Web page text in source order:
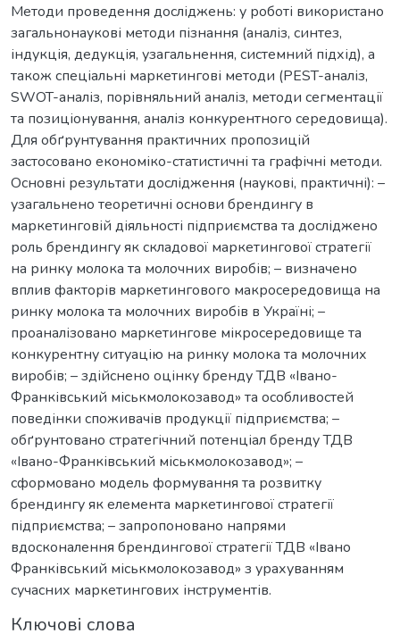
Методи проведення досліджень: у роботі використано
загальнонаукові методи пізнання (аналіз, синтез,
індукція, дедукція, узагальнення, системний підхід), а
також спеціальні маркетингові методи (PEST-аналіз,
SWOT-аналіз, порівняльний аналіз, методи сегментації
та позиціонування, аналіз конкурентного середовища).
Для обґрунтування практичних пропозицій
застосовано економіко-статистичні та графічні методи.
Основні результати дослідження (наукові, практичні): –
узагальнено теоретичні основи брендингу в
маркетинговій діяльності підприємства та досліджено
роль брендингу як складової маркетингової стратегії
на ринку молока та молочних виробів; – визначено
вплив факторів маркетингового макросередовища на
ринку молока та молочних виробів в Україні; –
проаналізовано маркетингове мікросередовище та
конкурентну ситуацію на ринку молока та молочних
виробів; – здійснено оцінку бренду ТДВ «Івано-
Франківський міськмолокозавод» та особливостей
поведінки споживачів продукції підприємства; –
обґрунтовано стратегічний потенціал бренду ТДВ
«Івано-Франківський міськмолокозавод»; –
сформовано модель формування та розвитку
брендингу як елемента маркетингової стратегії
підприємства; – запропоновано напрями
вдосконалення брендингової стратегії ТДВ «Івано
Франківський міськмолокозавод» з урахуванням
сучасних маркетингових інструментів.
Ключові слова